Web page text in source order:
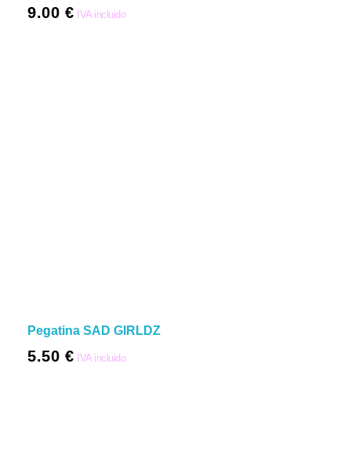
9.00 € IVA incluido
Pegatina SAD GIRLDZ
5.50 € IVA incluido